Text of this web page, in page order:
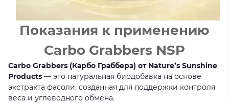
Показания к применению
Carbo Grabbers NSP
Carbo Grabbers (Карбо Грабберз) от Nature’s Sunshine
Products — это натуральная биодобавка на основе
экстракта фасоли, созданная для поддержки контроля
веса и углеводного обмена.